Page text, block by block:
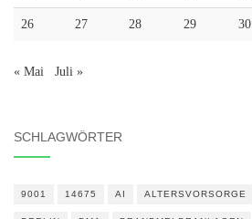
26 27 28 29 30
« Mai Juli »
SCHLAGWÖRTER
9001 14675 AI ALTERSVORSORGE